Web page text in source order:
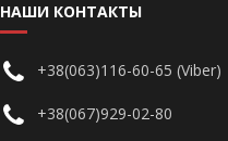
НАШИ КОНТАКТЫ
+38(063)116-60-65 (Viber)
+38(067)929-02-80